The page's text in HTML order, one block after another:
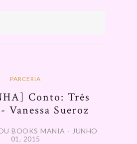
PARCERIA
Conto: Três
Vanessa Sueroz
BOOKS MANIA - JUNHO
01, 2015